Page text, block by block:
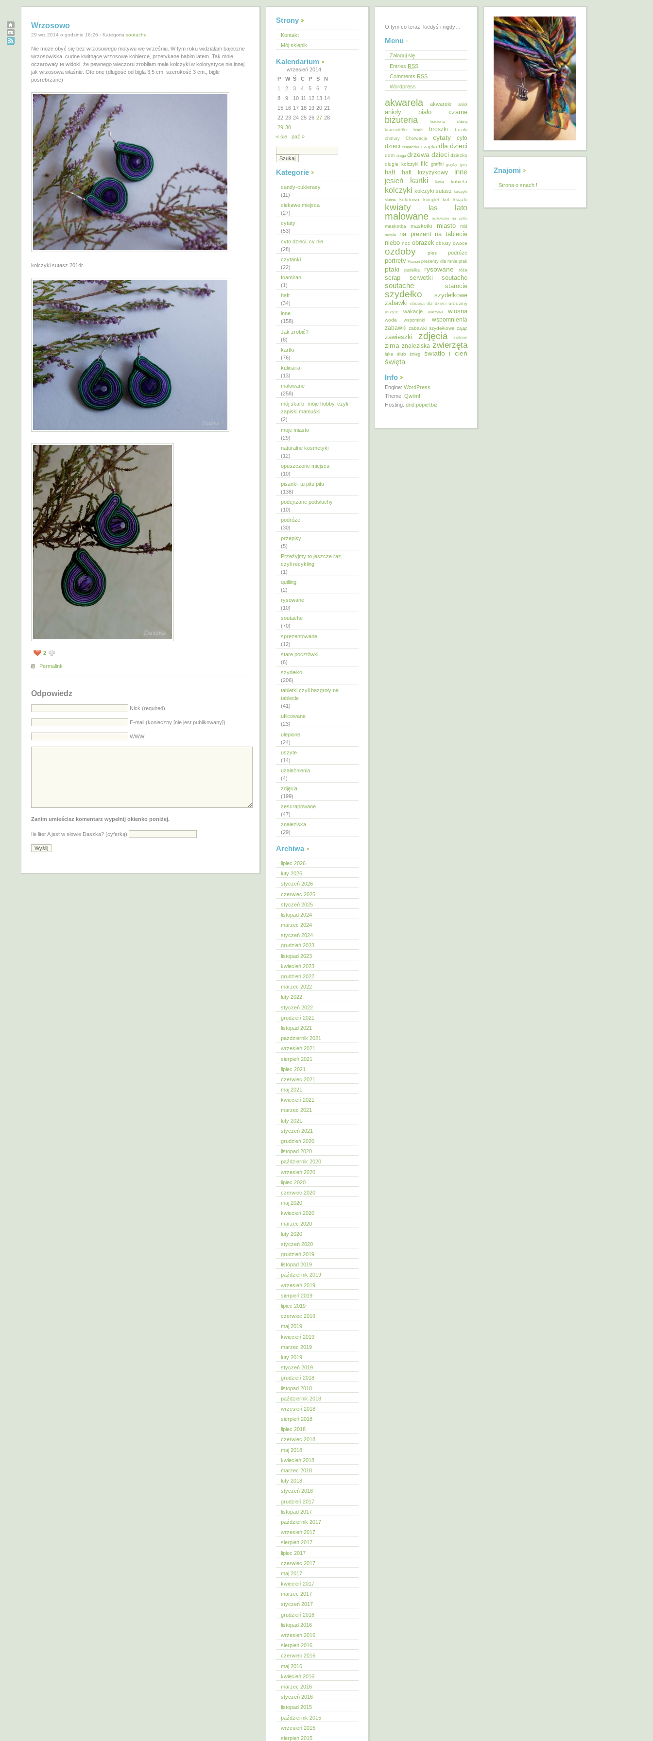
Wrzosowo
29 wrz 2014 o godzinie 16:26 · Kategoria soutache
Nie może obyć się bez wrzosowego motywu we wrześniu. W tym roku widziałam bajeczne
wrzosowiska, cudne kwitnące wrzosowe kobierce, przetykane babim latem. Tak mnie
oczarowały te widoki, że pewnego wieczoru zrobiłam małe kolczyki w kolorystyce nie innej
jak wrzosowa właśnie. Oto one (długość od bigla 3,5 cm, szerokość 3 cm., bigle
posrebrzane)
kolczyki sutasz 2014r.
2
Permalink
Odpowiedz
Nick (required)
E-mail (konieczny [nie jest publikowany])
WWW
Zanim umieścisz komentarz wypełnij okienko poniżej.
Ile liter A jest w słowie Daszka? (cyferką)
Strony
Kontakt
Mój sklepik
Kalendarium
wrzesień 2014
P
W Ś C P S
N
1
2 3 4 5 6
7
8
9 10 11 12 13 14
15 16 17 18 19 20 21
22 23 24 25 26 27 28
29 30
« sie
paź »
Kategorie
candy-cukierasy
(11)
ciekawe miejsca
(27)
cytaty
(53)
cyto dzieci, cy nie
(28)
czytanki
(22)
foamiran
(1)
haft
(34)
inne
(158)
Jak zrobić?
(8)
kartki
(76)
kulinaria
(13)
malowane
(258)
mój skarb- moje hobby, czyli
zapiski mamuśki
(2)
moje miasto
(29)
naturalne kosmetyki
(12)
opuszczone miejsca
(10)
pisanki, tu pitu pitu
(138)
podejrzane podsłuchy
(10)
podróże
(30)
przepisy
(5)
Przeżyjmy to jeszcze raz,
czyli recykling
(1)
quilling
(2)
rysowane
(10)
soutache
(70)
sprezentowane
(12)
stare pocztówki
(6)
szydełko
(206)
tabletki czyli bazgroły na
tablecie
(41)
ufilcowane
(23)
ulepione
(24)
uszyte
(14)
uzależnienia
(4)
zdjęcia
(199)
zescrapowane
(47)
znaleziska
(29)
Archiwa
lipiec 2026
luty 2026
styczeń 2026
czerwiec 2025
styczeń 2025
listopad 2024
marzec 2024
styczeń 2024
grudzień 2023
listopad 2023
kwiecień 2023
grudzień 2022
marzec 2022
luty 2022
styczeń 2022
grudzień 2021
listopad 2021
październik 2021
wrzesień 2021
sierpień 2021
lipiec 2021
czerwiec 2021
maj 2021
kwiecień 2021
marzec 2021
luty 2021
styczeń 2021
grudzień 2020
listopad 2020
październik 2020
wrzesień 2020
lipiec 2020
czerwiec 2020
maj 2020
kwiecień 2020
marzec 2020
luty 2020
styczeń 2020
grudzień 2019
listopad 2019
październik 2019
wrzesień 2019
sierpień 2019
lipiec 2019
czerwiec 2019
maj 2019
kwiecień 2019
marzec 2019
luty 2019
styczeń 2019
grudzień 2018
listopad 2018
październik 2018
wrzesień 2018
sierpień 2018
lipiec 2018
czerwiec 2018
maj 2018
kwiecień 2018
marzec 2018
luty 2018
styczeń 2018
grudzień 2017
listopad 2017
październik 2017
wrzesień 2017
sierpień 2017
lipiec 2017
czerwiec 2017
maj 2017
kwiecień 2017
marzec 2017
styczeń 2017
grudzień 2016
listopad 2016
wrzesień 2016
sierpień 2016
czerwiec 2016
maj 2016
kwiecień 2016
marzec 2016
styczeń 2016
listopad 2015
październik 2015
wrzesień 2015
sierpień 2015
O tym co teraz, kiedyś i nigdy…
Menu
Zaloguj się
Entries RSS
Comments RSS
Wordpress
akwarela akwarele anioł
anioły biało czarne
biżuteria
biżuteria ślubna
bransoletki
bratki broszki buciki
chmury Chorwacja cytaty
cyto
dzieci czapeczka czapka dla dzieci
dom droga drzewa dzieci dziecko
długie kolczyki filc graffiti grzyby góry
haft haft krzyżykowy inne
jesień kartki kawa kobieta
kolczyki kolczyki sutasz kolczyki
ślubne
kolorowo komplet kot książki
kwiaty las lato
malowane malowane na szkle
maskotka maskotki miasto miś
motyle na prezent na tablecie
niebo noc obrazek obrusy owoce
ozdoby pies podróże
portrety Poznań prezenty dla mnie ptak
ptaki pudełka rysowane róża
scrap serwetki soutache
soutache starocie
szydełko
szydełkowe
zabawki ubrania dla dzieci urodziny
uszyte wakacje warzywa wiosna
woda wspominki
wspomnienia
zabawki zabawki szydełkowe zając
zawieszki zdjęcia zielone
zima znaleziska zwierzęta
łąka ślub śnieg światło i cień
święta
Info
Engine: WordPress
Theme: Qwilm!
Hosting: dnd.popiel.biz
Znajomi
Strona o snach !